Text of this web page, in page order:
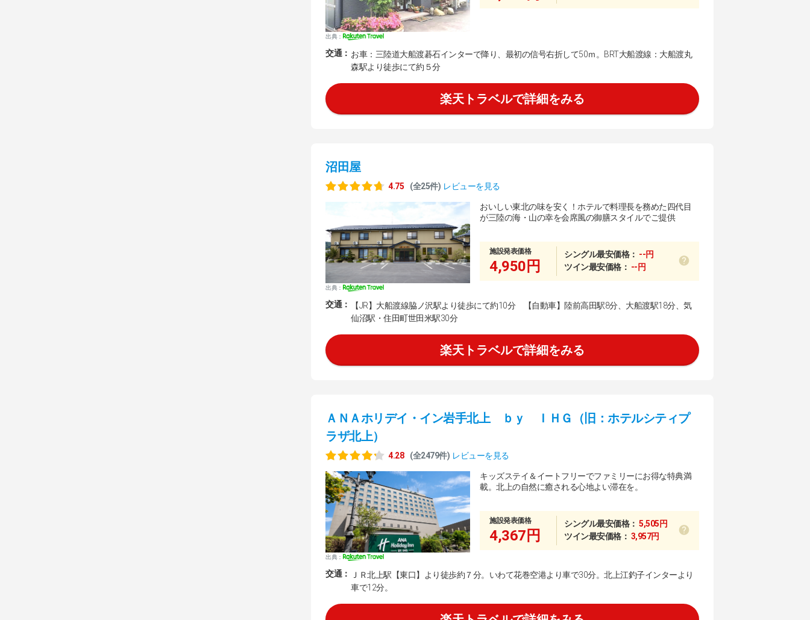
出典：
交通： お車：三陸道大船渡碁石インターで降り、最初の信号右折して50ｍ。BRT大船渡線：大船渡丸
森駅より徒歩にて約５分
楽天トラベルで詳細をみる
沼田屋
4.75 (全25件) レビューを見る
出典：
おいしい東北の味を安く！ホテルで料理長を務めた四代目
が三陸の海・山の幸を会席風の御膳スタイルでご提供
施設発表価格
4,950円
シングル最安価格： --円
ツイン最安価格： --円
交通：
【JR】大船渡線脇ノ沢駅より徒歩にて約10分 【自動車】陸前高田駅8分、大船渡駅18分、気
仙沼駅・住田町世田米駅30分
楽天トラベルで詳細をみる
ＡＮＡホリデイ・イン岩手北上 ｂｙ ＩＨＧ（旧：ホテルシティプ
ラザ北上）
4.28 (全2479件) レビューを見る
出典：
キッズステイ＆イートフリーでファミリーにお得な特典満
載。北上の自然に癒される心地よい滞在を。
施設発表価格
4,367円
シングル最安価格： 5,505円
ツイン最安価格： 3,957円
交通：
ＪＲ北上駅【東口】より徒歩約７分。いわて花巻空港より車で30分。北上江釣子インターより
車で12分。